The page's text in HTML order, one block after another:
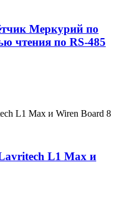
Меркурий по
чтения по RS-485
L1 Max и